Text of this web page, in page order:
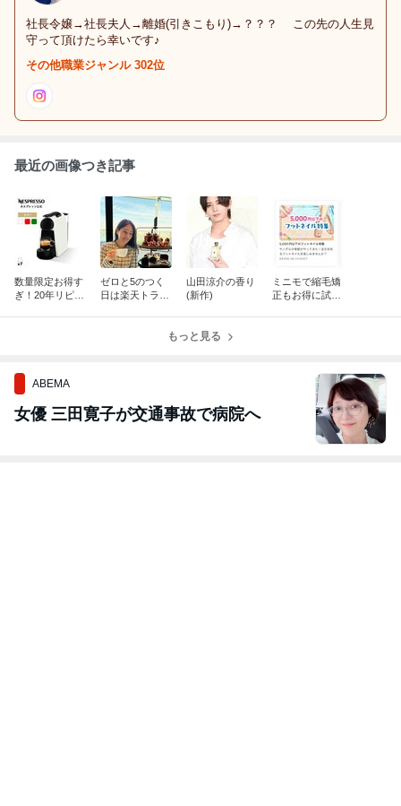
社長令嬢→社長夫人→離婚(引きこもり)→？？？ この先の人生見
守って頂けたら幸いです♪
その他職業ジャンル 302位
最近の画像つき記事
数量限定お得す
ぎ！20年リピの
ゼロと5のつく
日は楽天トラベ
山田涼介の香り
(新作)
ミニモで縮毛矯
正もお得に試せ
もっと見る
ABEMA
女優 三田寛子が交通事故で病院へ